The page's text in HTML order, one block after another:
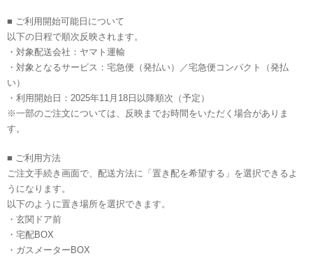
■ ご利用開始可能日について
以下の日程で順次反映されます。
・対象配送会社：ヤマト運輸
・対象となるサービス：宅急便（発払い）／宅急便コンパクト（発払
い）
・利用開始日：2025年11月18日以降順次（予定）
※一部のご注文については、反映までお時間をいただく場合がありま
す。
■ ご利用方法
ご注文手続き画面で、配送方法に「置き配を希望する」を選択できるよ
うになります。
以下のように置き場所を選択できます。
・玄関ドア前
・宅配BOX
・ガスメーターBOX